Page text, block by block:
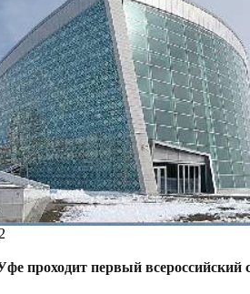
проходит первый всероссийский